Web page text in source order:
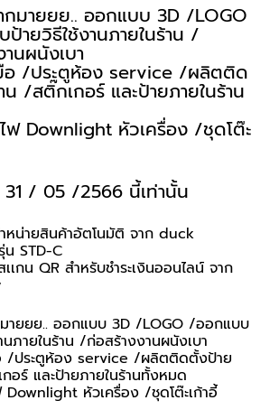
ากมายยย.. ออกแบบ 3D /LOGO
ายวิธีใช้งานภายในร้าน /
นผนังเบา
อ /ประตูห้อง service /ผลิตติด
น /สติ๊กเกอร์ และป้ายภายในร้าน
Downlight หัวเครื่อง /ชุดโต๊ะ
/ 05 /2566 นี้เท่านั้น
STD-C
มายยย.. ออกแบบ 3D /LOGO /ออกแบบ
นภายในร้าน /ก่อสร้างงานผนังเบา
/ประตูห้อง service /ผลิตติดตั้งป้าย
อร์ และป้ายภายในร้านทั้งหมด
หัวเครื่อง /ชุดโต๊ะเก้าอี้